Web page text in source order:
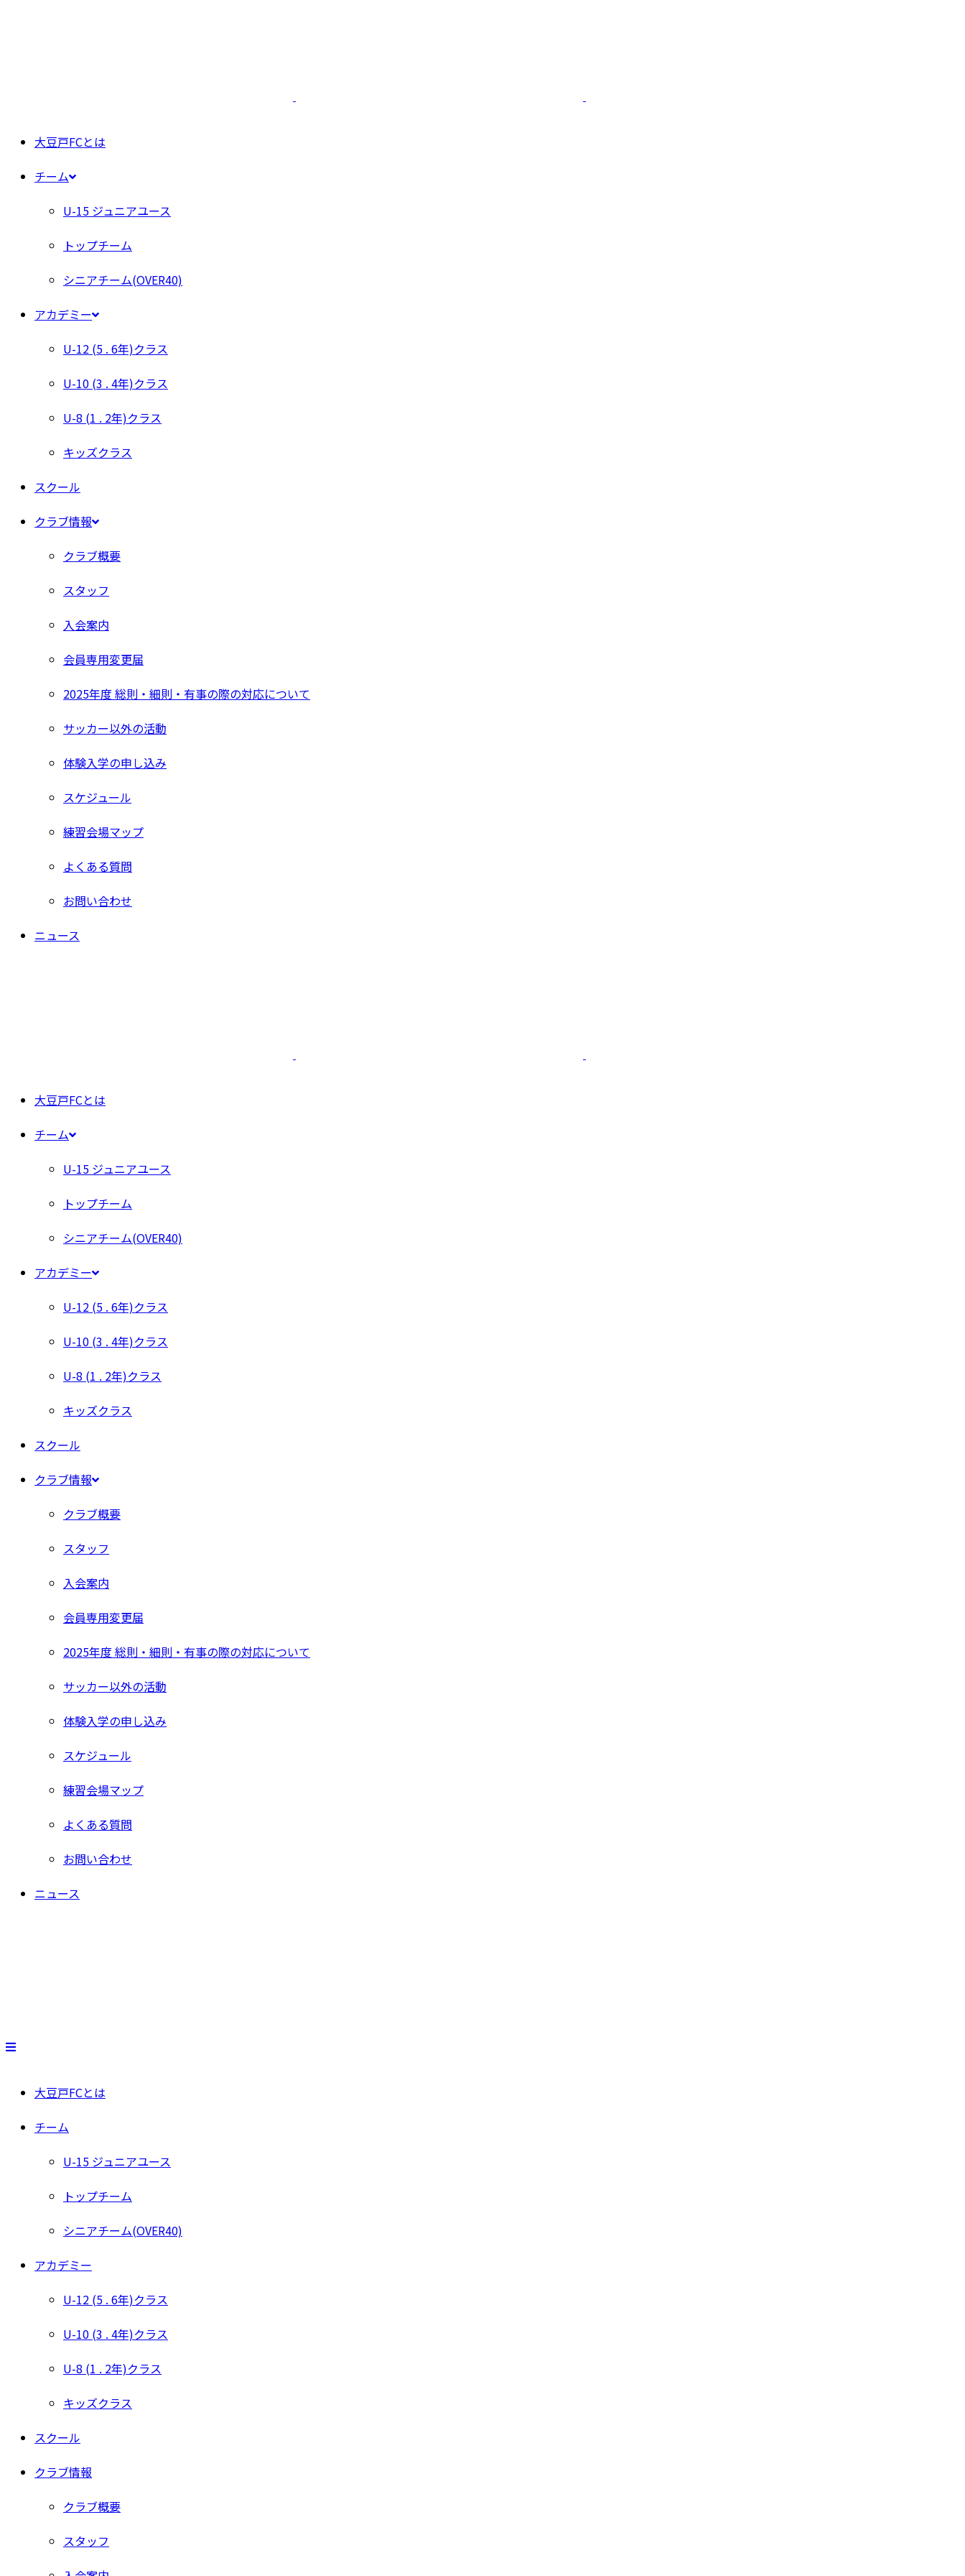
大豆戸FCとは
チーム
U-15 ジュニアユース
トップチーム
シニアチーム(OVER40)
アカデミー
U-12 (5 . 6年)クラス
U-10 (3 . 4年)クラス
U-8 (1 . 2年)クラス
キッズクラス
スクール
クラブ情報
クラブ概要
スタッフ
入会案内
会員専用変更届
2025年度 総則・細則・有事の際の対応について
サッカー以外の活動
体験入学の申し込み
スケジュール
練習会場マップ
よくある質問
お問い合わせ
ニュース
大豆戸FCとは
チーム
U-15 ジュニアユース
トップチーム
シニアチーム(OVER40)
アカデミー
U-12 (5 . 6年)クラス
U-10 (3 . 4年)クラス
U-8 (1 . 2年)クラス
キッズクラス
スクール
クラブ情報
クラブ概要
スタッフ
入会案内
会員専用変更届
2025年度 総則・細則・有事の際の対応について
サッカー以外の活動
体験入学の申し込み
スケジュール
練習会場マップ
よくある質問
お問い合わせ
ニュース
大豆戸FCとは
チーム
U-15 ジュニアユース
トップチーム
シニアチーム(OVER40)
アカデミー
U-12 (5 . 6年)クラス
U-10 (3 . 4年)クラス
U-8 (1 . 2年)クラス
キッズクラス
スクール
クラブ情報
クラブ概要
スタッフ